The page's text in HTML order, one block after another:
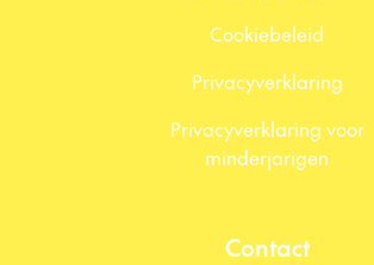
Cookiebeleid
Privacyverklaring
Privacyverklaring voor
minderjarigen
Contact